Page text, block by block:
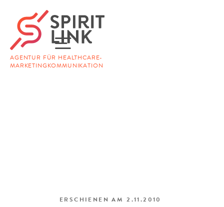
AGENTUR FÜR HEALTHCARE-
MARKETINGKOMMUNIKATION
ERSCHIENEN AM 2.11.2010